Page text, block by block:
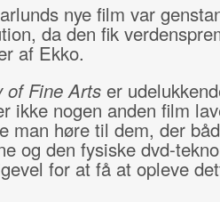
nye film var
da den fik
af Ekko.
of Fine Artser
ikke nogen anden film
man høre til dem, der
og den fysiske dvd-
for at få at opleve